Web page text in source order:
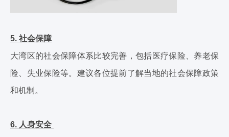
5. 社会保障
大湾区的社会保障体系比较完善，包括医疗保险、养老保
险、失业保险等。建议各位提前了解当地的社会保障政策
和机制。
6. 人身安全